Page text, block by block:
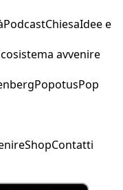
PodcastChiesaIdee e
avvenire
PopotusPop
ShopContatti